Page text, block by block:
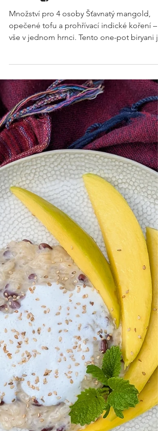
Tofu biryani s
mangoldem
Množství pro 4 osoby Šťavnatý mangold,
opečené tofu a prohřívací indické koření –
vše v jednom hrnci. Tento one-pot biryani je
ideální, když chceš rychlý a jednoduchý
oběd nebo večeři bez zbytečného nádobí .
Stačí ti 20 minut přípravy a pak už jen
všechno společně dojít pod pokličkou.
Výsledek? Jídlo plné chutí i barev Indie!
biryani s mangoldem jako one-pot ocení
všichni, kdo mají rádi uklizenou kuchyň
po uvaření ;-) Namoč rýži #rýže basmati 200 g
Rýž